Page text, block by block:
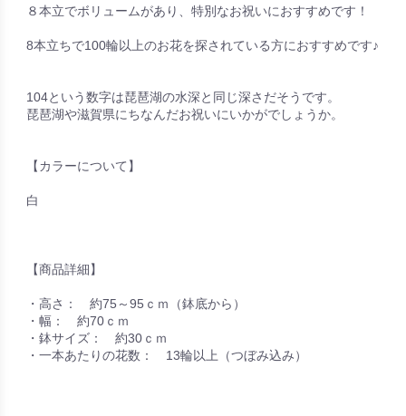
８本立でボリュームがあり、特別なお祝いにおすすめです！
8本立ちで100輪以上のお花を探されている方におすすめです♪
104という数字は琵琶湖の水深と同じ深さだそうです。
琵琶湖や滋賀県にちなんだお祝いにいかがでしょうか。
【カラーについて】
白
【商品詳細】
・高さ： 約75～95ｃｍ（鉢底から）
・幅： 約70ｃｍ
・鉢サイズ： 約30ｃｍ
・一本あたりの花数： 13輪以上（つぼみ込み）